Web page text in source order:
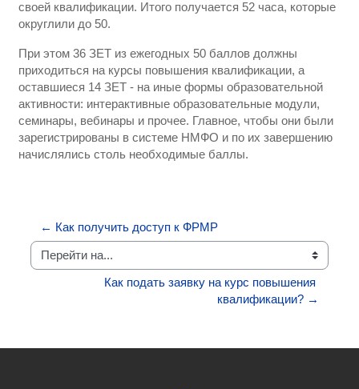
своей квалификации. Итого получается 52 часа, которые
округлили до 50.
При этом 36 ЗЕТ из ежегодных 50 баллов должны
приходиться на курсы повышения квалификации, а
оставшиеся 14 ЗЕТ - на иные формы образовательной
активности: интерактивные образовательные модули,
семинары, вебинары и прочее. Главное, чтобы они были
зарегистрированы в системе НМФО и по их завершению
начислялись столь необходимые баллы.
← Как получить доступ к ФРМР
Перейти на...
Как подать заявку на курс повышения
квалификации? →